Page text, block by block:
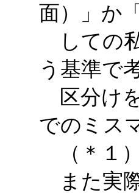
面）」か
しての
う基準で
区分け
でのミス
（＊１
また実